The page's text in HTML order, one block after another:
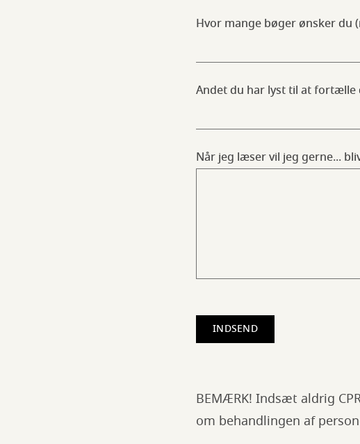
Hvor mange bøger ønsker du
Andet du har lyst til at
Når jeg læser vil jeg gerne...
more mig? rejse?
BEMÆRK! Indsæt aldrig
om behandlingen af